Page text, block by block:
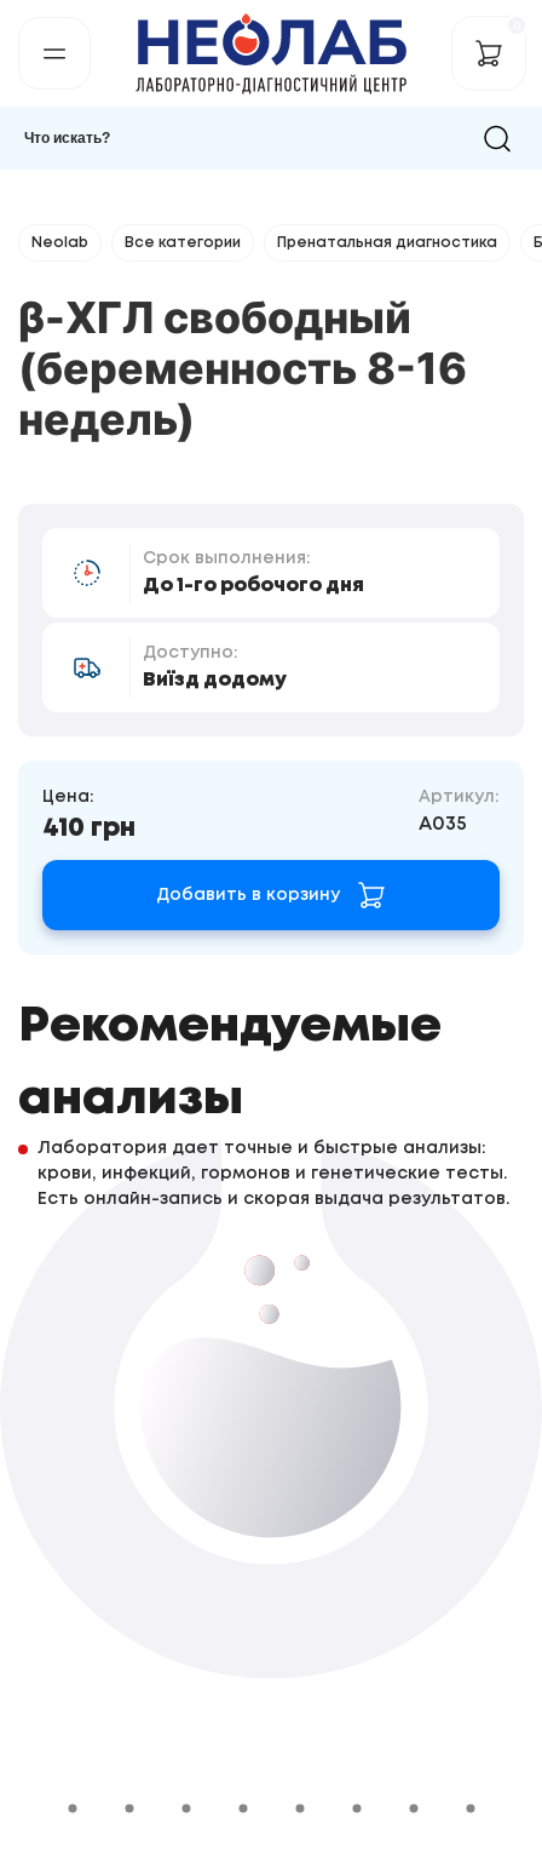
Neolab Все категории Пренатальная диагностика
β-ХГЛ свободный
(беременность 8-16
недель)
Срок выполнения:
До 1-го робочого дня
Доступно:
Виїзд додому
Цена:
410 грн
Артикул:
A035
Добавить в корзину
Рекомендуемые
анализы
Лаборатория дает точные и быстрые анализы:
крови, инфекций, гормонов и генетические тесты.
Есть онлайн-запись и скорая выдача результатов.
Пренатальный скрининг I триместра. С
Доступно з виїздом додому